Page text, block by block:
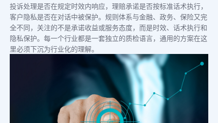
投诉处理是否在规定时效内响应，理赔承诺是否按标准话术执行，
客户隐私是否在对话中被保护。规则体系与金融、政务、保险又完
全不同，关注的不是承诺收益或服务态度，而是时效、话术执行和
隐私保护。每一个行业都是一套独立的质检语言，通用的方案在这
里必须下沉为行业化的理解。